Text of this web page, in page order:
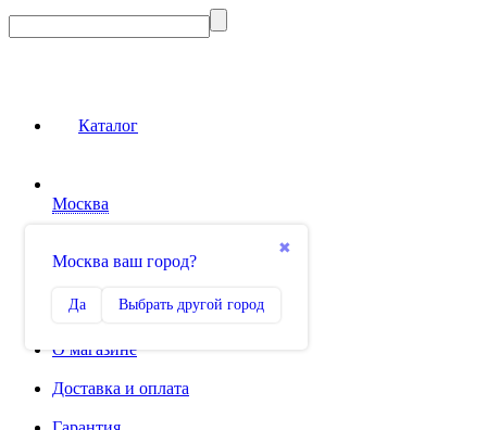
Каталог
Москва
✖
Москва ваш город?
Да Выбрать другой город
0
Избранное
О магазине
Доставка и оплата